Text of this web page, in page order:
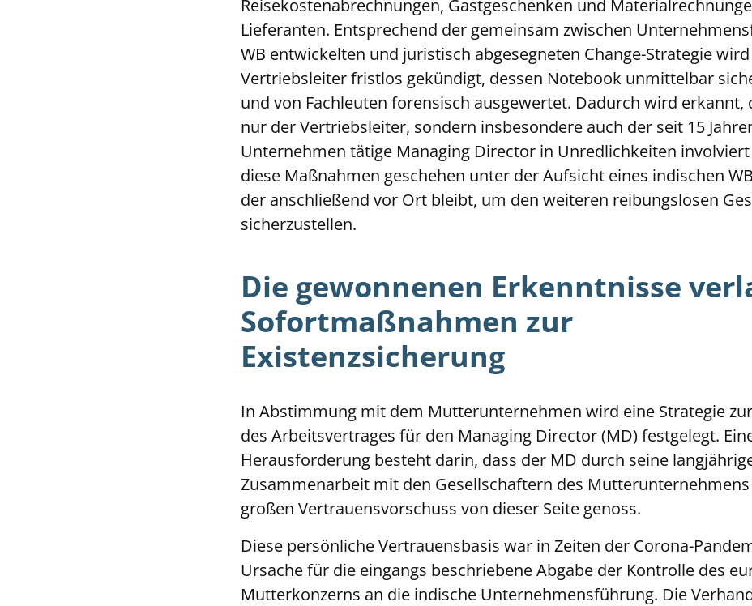
Reisekostenabrechnungen, Gastgeschenken und
Lieferanten. Entsprechend der gemeinsam zwischen
WB entwickelten und juristisch abgesegneten Change-Strategie
Vertriebsleiter fristlos gekündigt, dessen Notebook unmittelbar
und von Fachleuten forensisch ausgewertet. Dadurch wird erkannt,
nur der Vertriebsleiter, sondern insbesondere auch der seit 15
Unternehmen tätige Managing Director in Unredlichkeiten
diese Maßnahmen geschehen unter der Aufsicht eines indischen
der anschließend vor Ort bleibt, um den weiteren reibungslosen
sicherzustellen.
Die gewonnenen Erkenntnisse
Sofortmaßnahmen zur
Existenzsicherung
In Abstimmung mit dem Mutterunternehmen wird eine Strategie
des Arbeitsvertrages für den Managing Director (MD) festgelegt.
Herausforderung besteht darin, dass der MD durch seine
Zusammenarbeit mit den Gesellschaftern des
großen Vertrauensvorschuss von dieser Seite genoss.
Diese persönliche Vertrauensbasis war in Zeiten der Corona-
Ursache für die eingangs beschriebene Abgabe der Kontrolle des
Mutterkonzerns an die indische Unternehmensführung. Die